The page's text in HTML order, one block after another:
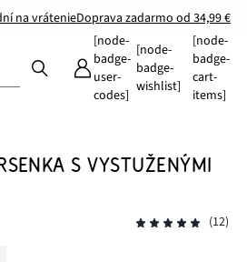
na vrátenieDoprava zadarmo od 34,99 €
[node-
badge-
user-
codes]
[node-
badge-
wishlist]
[node-
badge-
cart-
items]
S VYSTUŽENÝMI
(12)